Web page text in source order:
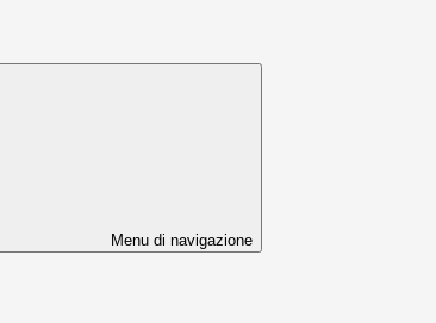
Menu di navigazione